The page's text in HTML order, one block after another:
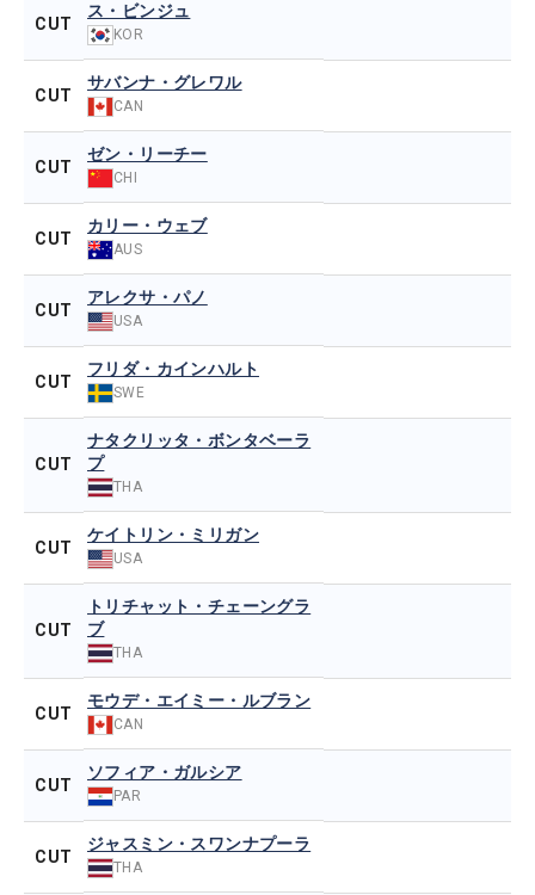
CUT
ス・ビンジュ
KOR
CUT
サバンナ・グレワル
CAN
CUT
ゼン・リーチー
CHI
CUT
カリー・ウェブ
AUS
CUT
アレクサ・パノ
USA
CUT
フリダ・カインハルト
SWE
CUT
ナタクリッタ・ボンタベーラ
プ
THA
CUT
ケイトリン・ミリガン
USA
CUT
トリチャット・チェーングラ
ブ
THA
CUT
モウデ・エイミー・ルブラン
CAN
CUT
ソフィア・ガルシア
PAR
CUT
ジャスミン・スワンナプーラ
THA